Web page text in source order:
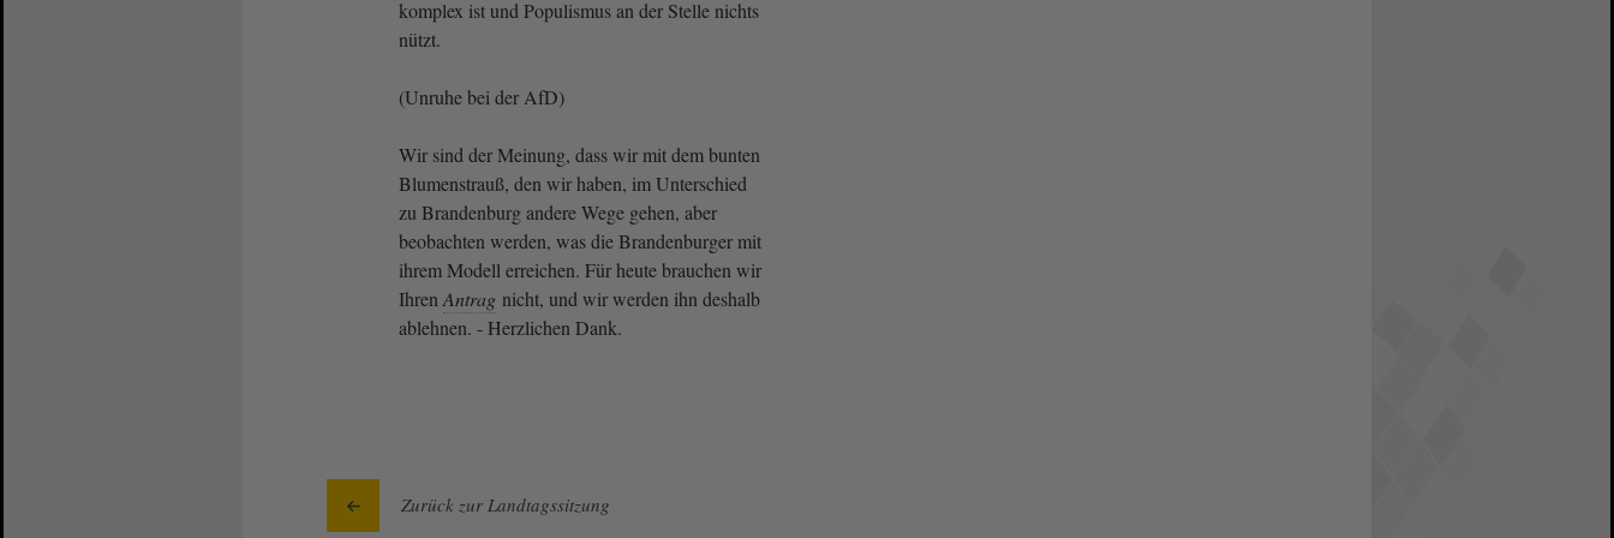
komplex ist und Populismus an der Stelle nichts
nützt.
(Unruhe bei der AfD)
Wir sind der Meinung, dass wir mit dem bunten
Blumenstrauß, den wir haben, im Unterschied
zu Brandenburg andere Wege gehen, aber
beobachten werden, was die Brandenburger mit
ihrem Modell erreichen. Für heute brauchen wir
Ihren Antrag nicht, und wir werden ihn deshalb
ablehnen. - Herzlichen Dank.
Zurück zur Landtagssitzung